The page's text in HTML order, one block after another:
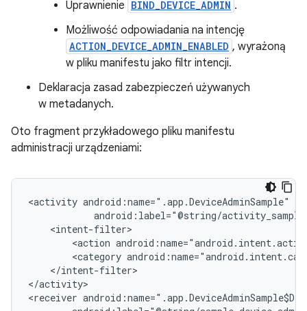
Uprawnienie BIND_DEVICE_ADMIN .
Możliwość odpowiadania na intencję
ACTION_DEVICE_ADMIN_ENABLED , wyrażoną
w pliku manifestu jako filtr intencji.
Deklaracja zasad zabezpieczeń używanych
w metadanych.
Oto fragment przykładowego pliku manifestu
administracji urządzeniami:
<activity
<action
<category
</intent-filter>
</activity>
<receiver